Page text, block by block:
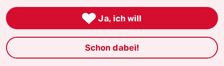
 Ja, ich will
Schon dabei!